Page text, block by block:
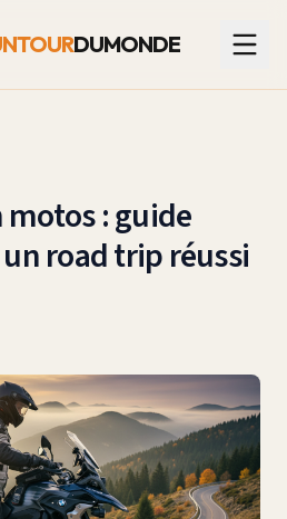
DUMONDE
: guide
road trip réussi